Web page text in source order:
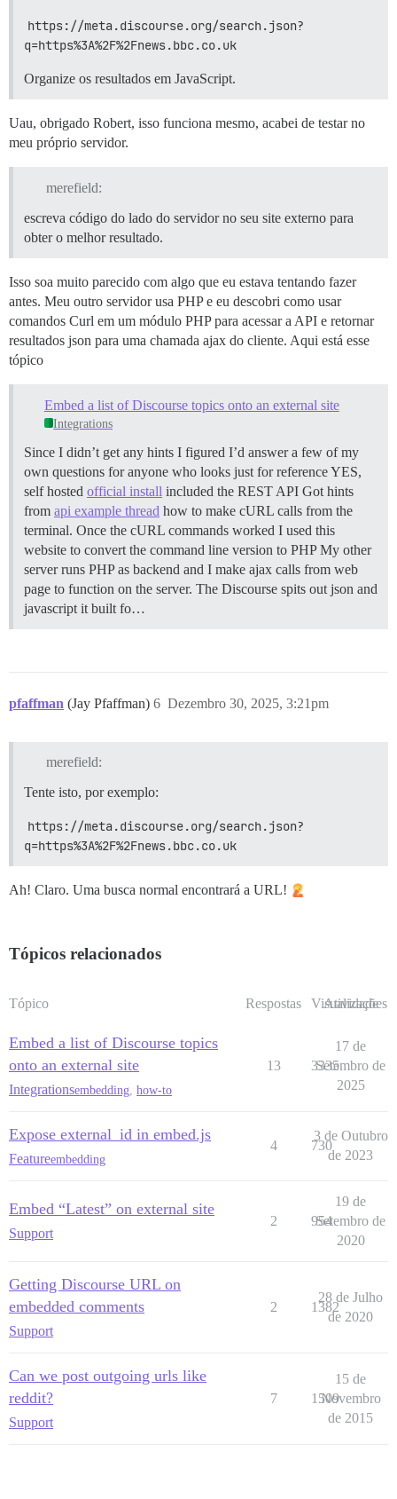
https://meta.discourse.org/search.json?
q=https%3A%2F%2Fnews.bbc.co.uk
Organize os resultados em JavaScript.
Uau, obrigado Robert, isso funciona mesmo, acabei de testar no
meu próprio servidor.
merefield:
escreva código do lado do servidor no seu site externo para
obter o melhor resultado.
Isso soa muito parecido com algo que eu estava tentando fazer
antes. Meu outro servidor usa PHP e eu descobri como usar
comandos Curl em um módulo PHP para acessar a API e retornar
resultados json para uma chamada ajax do cliente. Aqui está esse
tópico
Embed a list of Discourse topics onto an external site
Integrations
Since I didn’t get any hints I figured I’d answer a few of my
own questions for anyone who looks just for reference YES,
self hosted official install included the REST API Got hints
from api example thread how to make cURL calls from the
terminal. Once the cURL commands worked I used this
website to convert the command line version to PHP My other
server runs PHP as backend and I make ajax calls from web
page to function on the server. The Discourse spits out json and
javascript it built fo…
pfaffman (Jay Pfaffman) Dezembro 30, 2025, 3:21pm
6
merefield:
Tente isto, por exemplo:
https://meta.discourse.org/search.json?
q=https%3A%2F%2Fnews.bbc.co.uk
Ah! Claro. Uma busca normal encontrará a URL!
Tópicos relacionados
Tópico Respostas Visualizações
Atividade
Embed a list of Discourse topics
onto an external site
Integrationsembedding how-to
13 3335
17 de
Setembro de
2025
Expose external_id in embed.js
Featureembedding
4 730
3 de Outubro
de 2023
Embed “Latest” on external site
Support
2 954
19 de
Setembro de
2020
Getting Discourse URL on
embedded comments
Support
2 1382
28 de Julho
de 2020
Can we post outgoing urls like
reddit?
Support
7 1509
15 de
Novembro
de 2015